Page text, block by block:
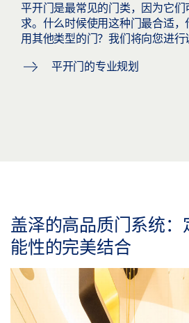
平开门是最常见的门类，因为它
求。什么时候使用这种门最合适
用其他类型的门？我们将向您进行
平开门的专业规划
盖泽的高品质门系统：
能性的完美结合